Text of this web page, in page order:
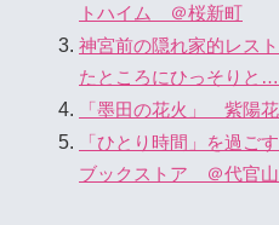
トハイム ＠桜新町
神宮前の隠れ家的レス
たところにひっそり
「墨田の花火」 紫陽
「ひとり時間」を過
ブックストア ＠代官